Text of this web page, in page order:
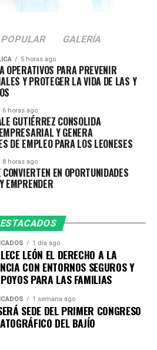
julio, fueron aseguradas 18 mil
1 mil 385 personas por
estos delitos.
se sacaron de las calles 187
que no llegaran al
y adolescentes.
de vigilancia, la atención de
en el mes que terminó,
Vial recuperaron 103
robo, entre ellos 63
camionetas, un tractocamión y
871 vehículos con reporte de
el año, en su mayoría fueron
aseguradas.
delictivos. De enero a
disminuyeron en promedio
de 2025.
POPULAR GALERÍA
5 horas ago
OPERATIVOS PARA PREVENIR
Y PROTEGER LA VIDA DE LAS Y
6 horas ago
GUTIÉRREZ CONSOLIDA
Y GENERA
DE EMPLEO PARA LOS LEONESES
8 horas ago
EN OPORTUNIDADES
EMPRENDER
1 día ago
LEÓN EL DERECHO A LA
CON ENTORNOS SEGUROS Y
PARA LAS FAMILIAS
1 semana ago
SEDE DEL PRIMER CONGRESO
DEL BAJÍO